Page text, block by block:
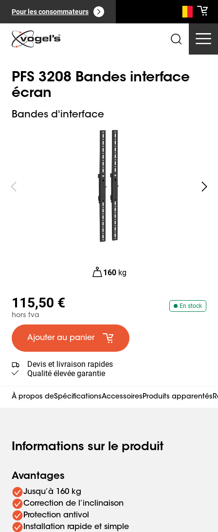
Pour les consommateurs
Produits professionnels
PFS 3208 Bandes interface
écran
Bandes d'interface
160 kg
En stock
115,50 €
hors tva
Ajouter au panier
Devis et livraison rapides
Qualité élevée garantie
À propos deSpécificationsAccessoiresProduits apparentés
Informations sur le produit
Avantages
Jusqu’à 160 kg
Correction de l’inclinaison
Protection antivol
Installation rapide et simple